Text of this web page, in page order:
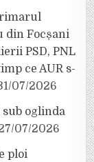
din Focșani
PSD, PNL
ce AUR s-
07/2026
oglinda
07/2026
ploi